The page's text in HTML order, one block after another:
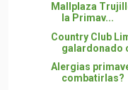
Mallplaza
la Primav...
Country Club
galardonado
Alergias
combatirlas?